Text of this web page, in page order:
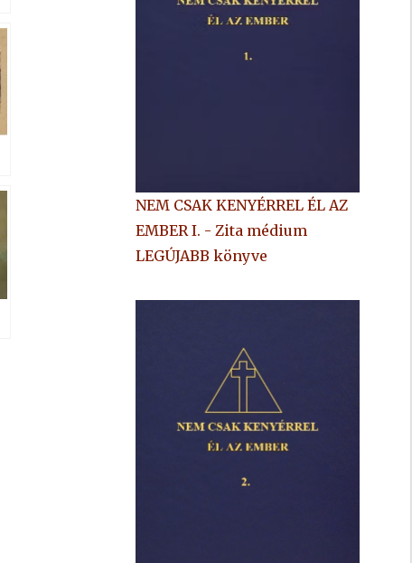
NEM CSAK KENYÉRREL ÉL AZ
EMBER I. - Zita médium
LEGÚJABB könyve